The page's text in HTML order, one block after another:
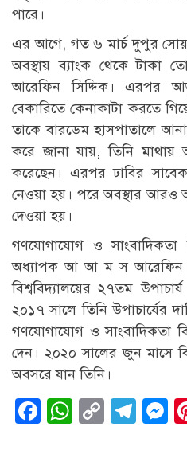
পারে।
এর আগে, গত ৬ মার্চ দুপুর সোয়া
অবস্থায় ব্যাংক থেকে
আরেফিন সিদ্দিক। এরপর
বেকারিতে কেনাকাটা করতে
তাকে বারডেম হাসপাতালে আনা
করে জানা যায়, তিনি
করেছেন। এরপর ঢাবির
নেওয়া হয়। পরে অবস্থার আরও
দেওয়া হয়।
গণযোগাযোগ ও সাংবাদিকতা
অধ্যাপক আ আ ম স আরেফিন
বিশ্ববিদ্যালয়ের ২৭তম
২০১৭ সালে তিনি উপাচার্যের
গণযোগাযোগ ও সাংবাদিকতা
দেন। ২০২০ সালের জুন মাসে
অবসরে যান তিনি।
Facebook
Copy